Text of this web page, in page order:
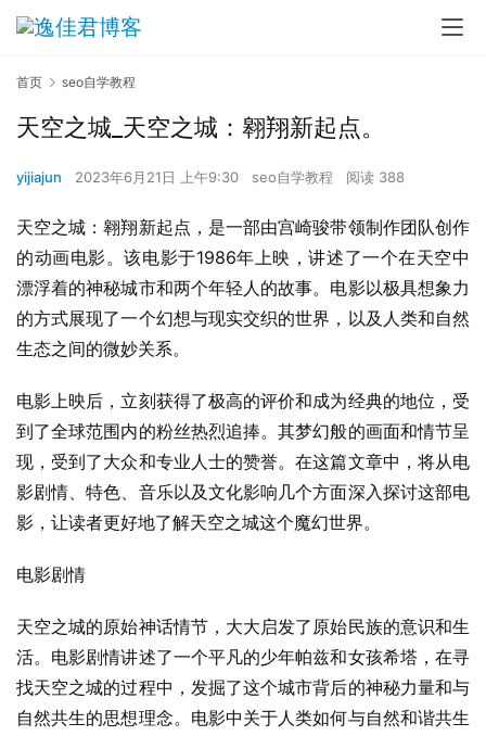
首页 seo自学教程
天空之城_天空之城：翱翔新起点。
yijiajun 2023年6月21日 上午9:30 seo自学教程 阅读 388
天空之城：翱翔新起点，是一部由宫崎骏带领制作团队创作
的动画电影。该电影于1986年上映，讲述了一个在天空中
漂浮着的神秘城市和两个年轻人的故事。电影以极具想象力
的方式展现了一个幻想与现实交织的世界，以及人类和自然
生态之间的微妙关系。
电影上映后，立刻获得了极高的评价和成为经典的地位，受
到了全球范围内的粉丝热烈追捧。其梦幻般的画面和情节呈
现，受到了大众和专业人士的赞誉。在这篇文章中，将从电
影剧情、特色、音乐以及文化影响几个方面深入探讨这部电
影，让读者更好地了解天空之城这个魔幻世界。
电影剧情
天空之城的原始神话情节，大大启发了原始民族的意识和生
活。电影剧情讲述了一个平凡的少年帕兹和女孩希塔，在寻
找天空之城的过程中，发掘了这个城市背后的神秘力量和与
自然共生的思想理念。电影中关于人类如何与自然和谐共生